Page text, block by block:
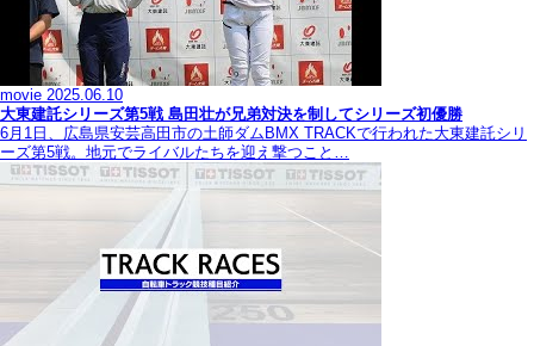
movie 2025.06.10
大東建託シリーズ第5戦 島田壮が兄弟対決を制してシリーズ初優勝
6月1日、広島県安芸高田市の土師ダムBMX TRACKで行われた大東建託シリ
ーズ第5戦。地元でライバルたちを迎え撃つこと…